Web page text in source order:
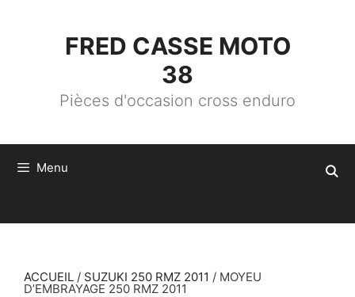
FRED CASSE MOTO
38
Pièces d'occasion cross enduro
Menu
ACCUEIL / SUZUKI 250 RMZ 2011 / MOYEU
D’EMBRAYAGE 250 RMZ 2011